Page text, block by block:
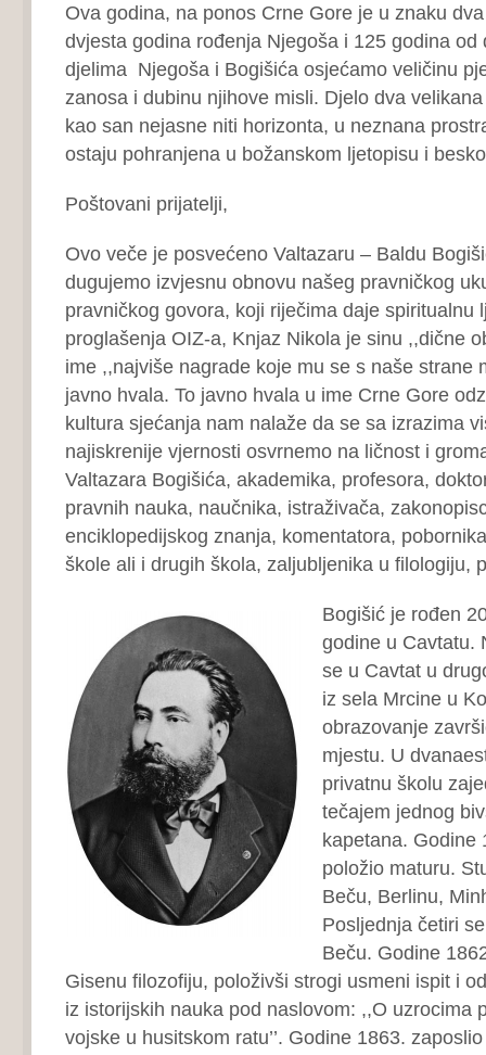
Ova godina, na ponos Crne Gore je u znaku
dvjesta godina rođenja Njegoša i 125 godina
djelima Njegoša i Bogišića osjećamo veličinu
zanosa i dubinu njihove misli. Djelo dva
kao san nejasne niti horizonta, u neznana
ostaju pohranjena u božanskom ljetopisu i
Poštovani prijatelji,
Ovo veče je posvećeno Valtazaru – Baldu
dugujemo izvjesnu obnovu našeg pravničkog
pravničkog govora, koji riječima daje spiritualnu
proglašenja OIZ-a, Knjaz Nikola je sinu ,,dične
ime ,,najviše nagrade koje mu se s naše strane
javno hvala. To javno hvala u ime Crne Gore
kultura sjećanja nam nalaže da se sa izrazima
najiskrenije vjernosti osvrnemo na ličnost i
Valtazara Bogišića, akademika, profesora,
pravnih nauka, naučnika, istraživača,
enciklopedijskog znanja, komentatora,
škole ali i drugih škola, zaljubljenika u filologiju,
Bogišić je rođen
godine u Cavtatu.
se u Cavtat u
iz sela Mrcine u
obrazovanje
mjestu. U
privatnu školu
tečajem jednog
kapetana. Godine
položio maturu.
Beču, Berlinu,
Posljednja četiri
Beču. Godine
Gisenu filozofiju, položivši strogi usmeni ispit i
iz istorijskih nauka pod naslovom: ,,O uzrocima
vojske u husitskom ratu’’. Godine 1863.